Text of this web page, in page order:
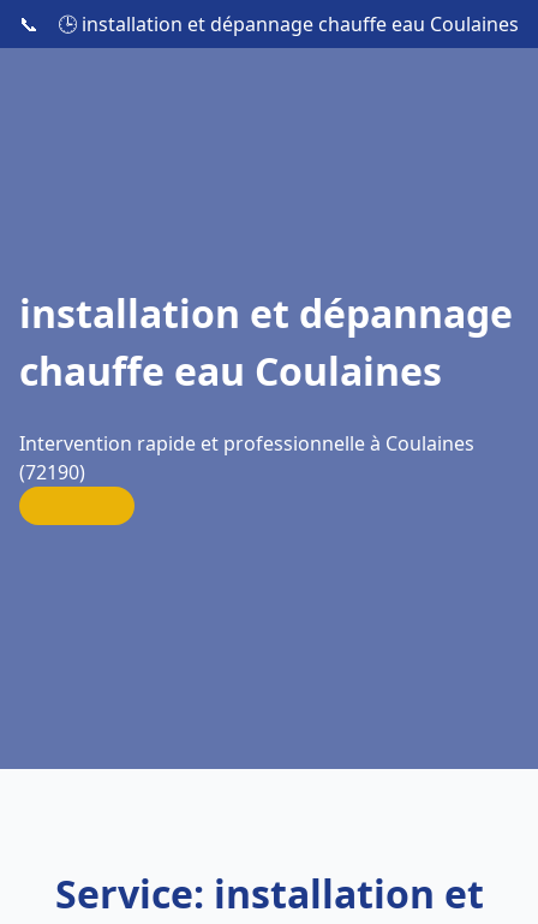
📞 🕒 installation et dépannage chauffe eau Coulaines
installation et dépannage
chauffe eau Coulaines
Intervention rapide et professionnelle à Coulaines
(72190)
Service: installation et